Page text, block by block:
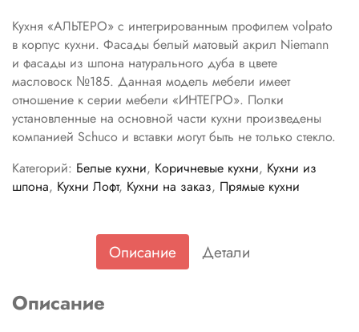
Кухня «АЛЬТЕРО» с интегрированным профилем volpato
в корпус кухни. Фасады белый матовый акрил Niemann
и фасады из шпона натурального дуба в цвете
масловоск №185. Данная модель мебели имеет
отношение к серии мебели «ИНТЕГРО». Полки
установленные на основной части кухни произведены
компанией Schuco и вставки могут быть не только стекло.
Категорий: Белые кухни, Коричневые кухни, Кухни из
шпона, Кухни Лофт, Кухни на заказ, Прямые кухни
Описание Детали
Описание